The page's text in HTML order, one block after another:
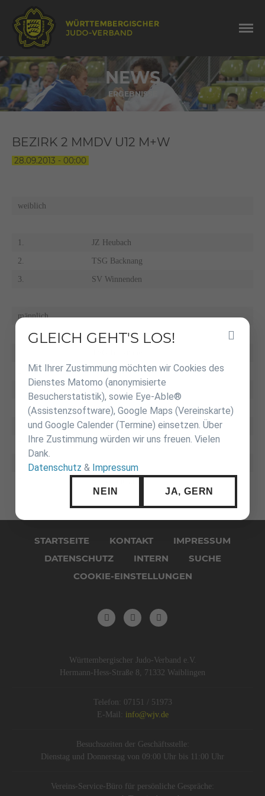
NEWS
ERGEBNISSE
BEZIRK 2 MMDV U12 M+W
28.09.2013 - 00:00
weiblich
1. JZ Heubach
2. TSG Backnang
3. SV Winnenden
männlich
JT Steinheim
JC Kano Heilbronn
TSB Schwäbisch Gmünd
BCH Lauffen
JZ Heubach
JV Urbach
überspringenSTARTSEITE KONTAKT
IMPRESSUM
DATENSCHUTZ
INTERN
SUCHE
COOKIE-EINSTELLUNGEN
Württembergischer Judo-Verband e.V.
Hermann-Hess-Straße 8, 71332 Waiblingen
Telefon: 07151 / 51973
E-Mail: info@wjv.de
Besuchszeiten der Geschäftsstelle:
Dienstag und Donnerstag von 09:00 Uhr bis 11:00 Uhr
Vereins-Service-Büro für persönliche Gespräche:
Inhalt
GLEICH GEHT'S LOS!
Mit Ihrer Zustimmung möchten wir Cookies des
Dienstes Matomo (anonymisierte
Besucherstatistik), sowie Eye-Able®
(Assistenzsoftware), Google Maps (Vereinskarte)
und Google Calender (Termine) einsetzen. Über
Ihre Zustimmung würden wir uns freuen. Vielen
Dank.
Datenschutz & Impressum
NEIN JA, GERN